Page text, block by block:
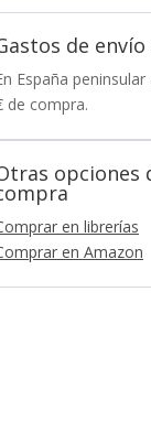
de
España
de compra.
opciones
en librerías
en Amazon